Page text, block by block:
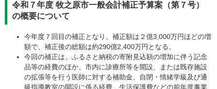
令和７年度 牧之原市一般会計補正予算案（第７号）
の概要について
今年度７回目の補正となり、補正額は２億3,000万円ほどの増
額で、補正後の総額は約290億2,400万円となる。
今回の補正は、ふるさと納税の寄附見込額の増加に伴う記念
品等の経費のほか、市内に診療所等を開設、または既存施設
の拡張等を行う医師に対する補助金、自閉・情緒学級及び通
級指導教室の開設に係る経費、生活保護費などの前年度事業